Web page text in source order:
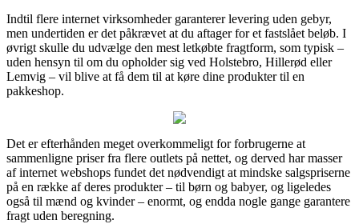
Indtil flere internet virksomheder garanterer levering uden gebyr,
men undertiden er det påkrævet at du aftager for et fastslået beløb. I
øvrigt skulle du udvælge den mest letkøbte fragtform, som typisk –
uden hensyn til om du opholder sig ved Holstebro, Hillerød eller
Lemvig – vil blive at få dem til at køre dine produkter til en
pakkeshop.
Det er efterhånden meget overkommeligt for forbrugerne at
sammenligne priser fra flere outlets på nettet, og derved har masser
af internet webshops fundet det nødvendigt at mindske salgspriserne
på en række af deres produkter – til børn og babyer, og ligeledes
også til mænd og kvinder – enormt, og endda nogle gange garantere
fragt uden beregning.